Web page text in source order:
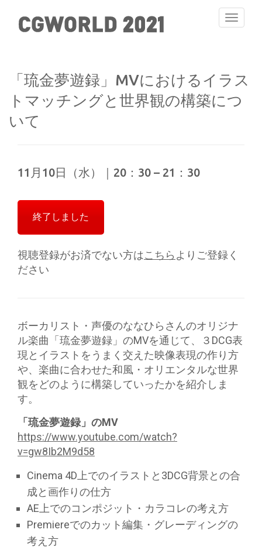
Toggle
「琉金夢遊録」MVにおけるイラス
トマッチングと世界観の構築につ
いて
11月10日（水）｜20：30 – 21：30
終了しました
視聴登録がお済でない方はこちら よりご登録く
ださい
ボーカリスト・声優のななひらさんのオリジナ
ル楽曲「琉金夢遊録」のMVを通じて、３DCG表
現とイラストをうまく交えた映像表現の作り方
や、楽曲に合わせた和風・オリエンタルな世界
観をどのように構築していったかを紹介しま
す。
「琉金夢遊録」のMV
https://www.youtube.com/watch?
v=gw8Ib2M9d58
Cinema 4D上でのイラストと3DCG背景との合
成と画作りの仕方
AE上でのコンポジット・カラコレの考え方
Premiereでのカット編集・グレーディングの
考え方